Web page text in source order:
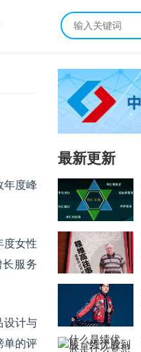
年度峰
度女性
服务
设计与
单的评
最新更新